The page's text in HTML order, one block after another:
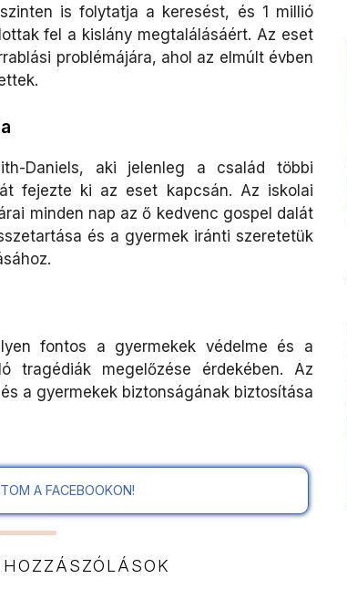
is folytatja a keresést, és 1 millió
fel a kislány megtalálásáért. Az eset
problémájára, ahol az elmúlt évben
Daniels, aki jelenleg a család többi
fejezte ki az eset kapcsán. Az iskolai
minden nap az ő kedvenc gospel dalát
és a gyermek iránti szeretetük
fontos a gyermekek védelme és a
tragédiák megelőzése érdekében. Az
a gyermekek biztonságának biztosítása
A FACEBOOKON!